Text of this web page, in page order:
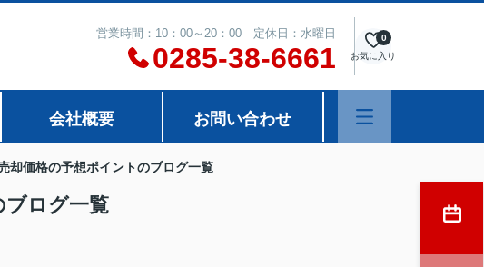
営業時間：10：00～20：00 定休日：水曜日
0285-38-6661 お気に入り
0
会社概要 お問い合わせ
価格の予想ポイントのブログ一覧
ログ一覧